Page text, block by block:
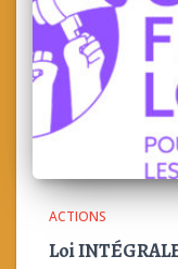
ACTIONS
Loi